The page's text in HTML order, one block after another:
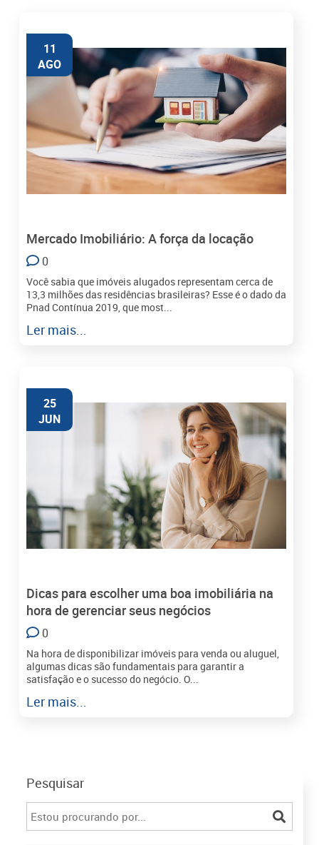
11
AGO
Mercado Imobiliário: A força da locação
0
Você sabia que imóveis alugados representam cerca de
13,3 milhões das residências brasileiras? Esse é o dado da
Pnad Contínua 2019, que most...
Ler mais...
25
JUN
Dicas para escolher uma boa imobiliária na
hora de gerenciar seus negócios
0
Na hora de disponibilizar imóveis para venda ou aluguel,
algumas dicas são fundamentais para garantir a
satisfação e o sucesso do negócio. O...
Ler mais...
Pesquisar